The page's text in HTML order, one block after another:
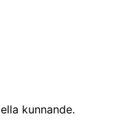
kunnande.